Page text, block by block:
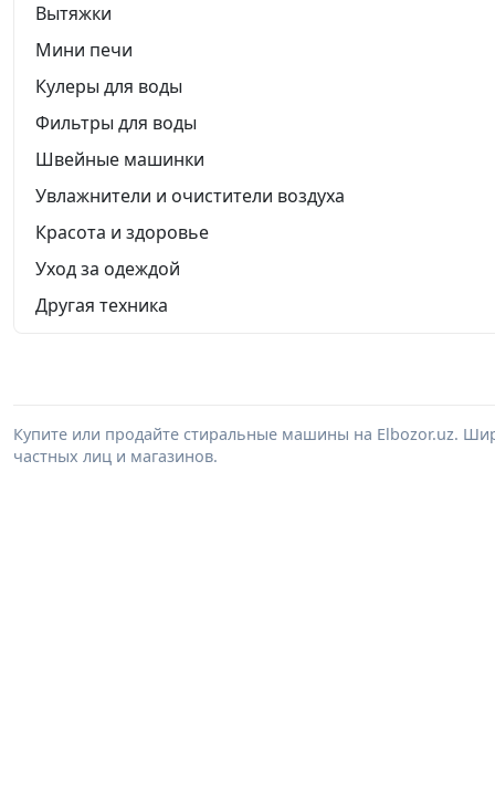
Вытяжки
Мини печи
Кулеры для воды
Фильтры для воды
Швейные машинки
Увлажнители и очистители воздуха
Красота и здоровье
Уход за одеждой
Другая техника
Купите или продайте стиральные машины на Elbozor.uz.
частных лиц и магазинов.